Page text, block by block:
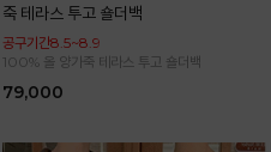
죽 테라스 투고 숄더백
공구기간8.5~8.9
100% 올 양가죽 테라스 투고 숄더백
79,000